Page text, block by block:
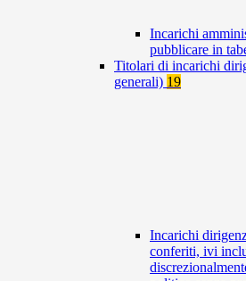
Incarichi
pubblicare in
Titolari di incarichi
generali) 19
Incarichi
conferiti, ivi